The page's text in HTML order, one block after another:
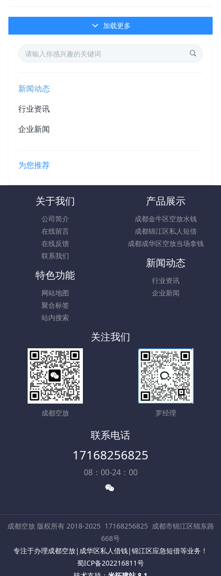
加载更多
新闻动态
行业资讯
企业新闻
为您推荐
关于我们
公司简介
在线留言
在线反馈
联系我们
产品展示
成都金牛区空放水钱
成都锦江区私人短借
成都成华区空放当场拿钱
新闻动态
行业资讯
企业新闻
特色功能
网站地图
聚合标签
站内搜索
关注我们
成都空放 罗经理
联系电话
17168256825
08：00-24：00
成都空放 版权所有 2018-2025 17168256825 成都市锦江区锦东路
668号
专注于办理成都空放|成华区私人借钱|锦江区应急短借等业务！
蜀ICP备202216811号